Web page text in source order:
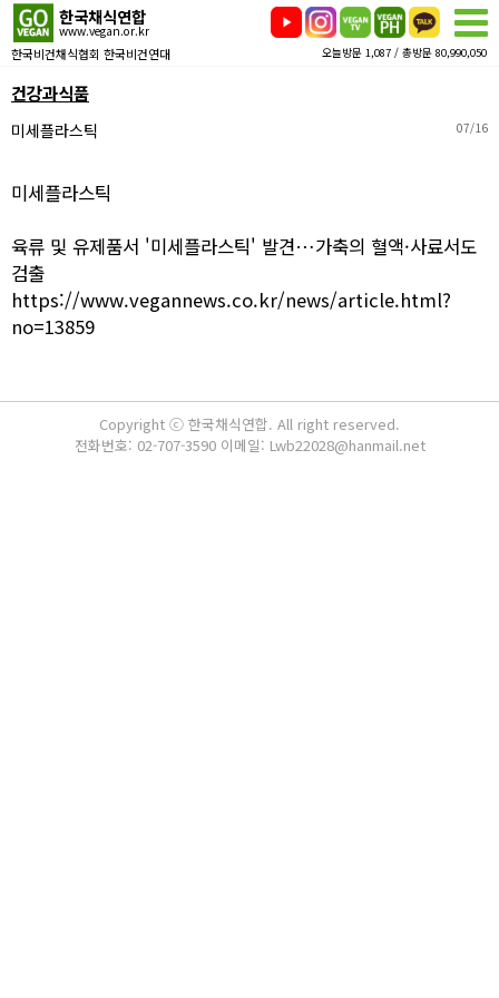
한국채식연합
www.vegan.or.kr
한국비건채식협회 한국비건연대 오늘방문 1,087 / 총방문 80,990,050
건강과식품
미세플라스틱 07/16
미세플라스틱
육류 및 유제품서 '미세플라스틱' 발견…가축의 혈액·사료서도
검출
https://www.vegannews.co.kr/news/article.html?
no=13859
Copyright ⓒ 한국채식연합. All right reserved.
전화번호: 02-707-3590 이메일: Lwb22028@hanmail.net